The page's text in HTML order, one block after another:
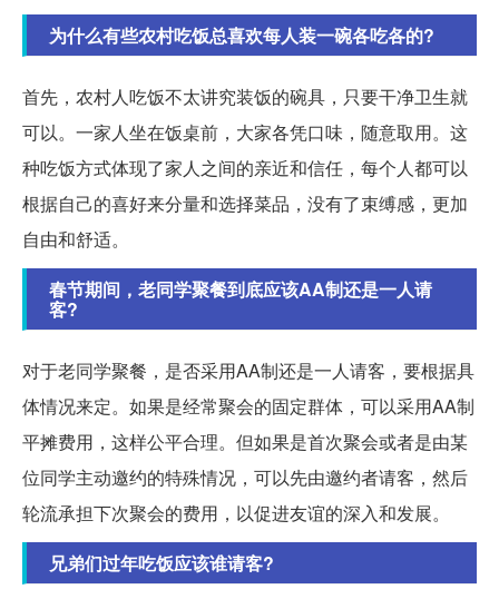
为什么有些农村吃饭总喜欢每人装一碗各吃各的?
首先，农村人吃饭不太讲究装饭的碗具，只要干净卫生就
可以。一家人坐在饭桌前，大家各凭口味，随意取用。这
种吃饭方式体现了家人之间的亲近和信任，每个人都可以
根据自己的喜好来分量和选择菜品，没有了束缚感，更加
自由和舒适。
春节期间，老同学聚餐到底应该AA制还是一人请
客?
对于老同学聚餐，是否采用AA制还是一人请客，要根据具
体情况来定。如果是经常聚会的固定群体，可以采用AA制
平摊费用，这样公平合理。但如果是首次聚会或者是由某
位同学主动邀约的特殊情况，可以先由邀约者请客，然后
轮流承担下次聚会的费用，以促进友谊的深入和发展。
兄弟们过年吃饭应该谁请客?